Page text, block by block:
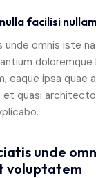
facilisi
unde omnis iste
doloremque
eaque ipsa quae
quasi
unde
voluptatem